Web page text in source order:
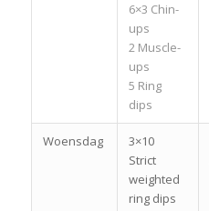
6×3 Chin-
ups
2 Muscle-
ups
5 Ring
dips
Woensdag
3×10
Strict
weighted
ring dips